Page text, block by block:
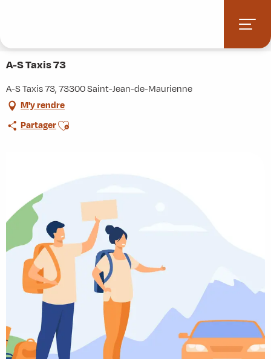
principal
A-S Taxis 73
A-S Taxis 73, 73300 Saint-Jean-de-Maurienne
M'y rendre
PartagerAjouter aux favoris